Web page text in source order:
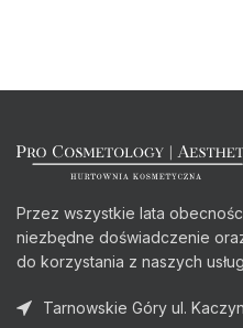
Przez wszystkie lata
niezbędne doświadczenie
do korzystania z naszych
Tarnowskie Góry ul.